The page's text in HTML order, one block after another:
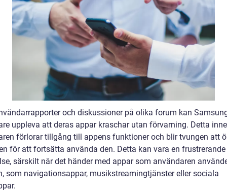
och diskussioner på olika forum kan
uppleva att deras appar kraschar utan förvarning. Detta
förlorar tillgång till appens funktioner och blir tvungen att
för att fortsätta använda den. Detta kan vara en frustrerande
särskilt när det händer med appar som användaren
som navigationsappar, musikstreamingtjänster eller sociala